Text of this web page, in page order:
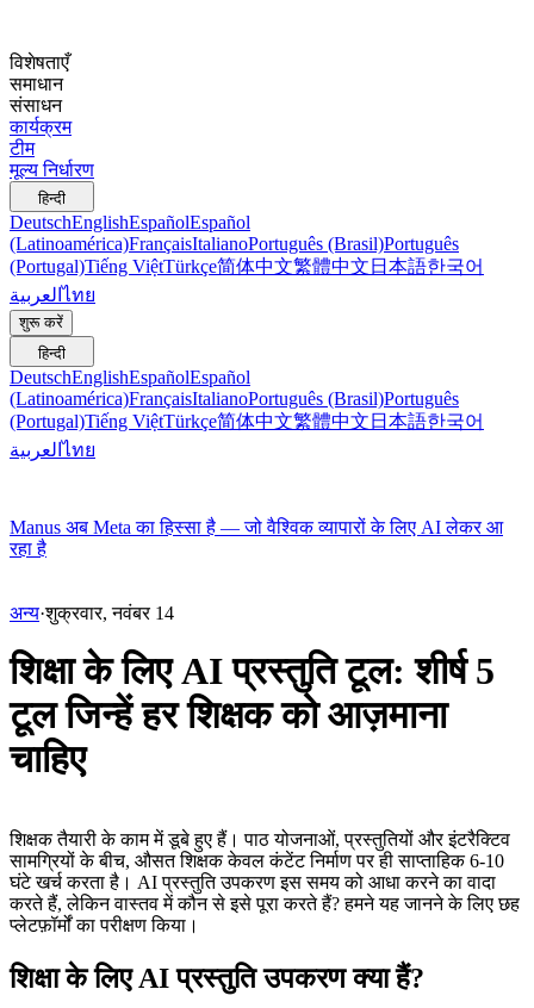
विशेषताएँ
समाधान
संसाधन
कार्यक्रम
टीम
मूल्य निर्धारण
हिन्दी
DeutschEnglishEspañolEspañol
(Latinoamérica)FrançaisItalianoPortuguês (Brasil)Português
(Portugal)Tiếng ViệtTürkçe简体中文繁體中文 日本語한국어
العربيةไทย
शुरू करें
हिन्दी
DeutschEnglishEspañolEspañol
(Latinoamérica)FrançaisItalianoPortuguês (Brasil)Português
(Portugal)Tiếng ViệtTürkçe简体中文繁體中文 日本語한국어
العربيةไทย
Manus अब Meta का हिस्सा है — जो वैश्विक व्यापारों के लिए AI लेकर आ
रहा है
अन्य·शुक्रवार, नवंबर 14
शिक्षा के लिए AI प्रस्तुति टूल: शीर्ष 5
टूल जिन्हें हर शिक्षक को आज़माना
चाहिए
शिक्षक तैयारी के काम में डूबे हुए हैं। पाठ योजनाओं, प्रस्तुतियों और इंटरैक्टिव
सामग्रियों के बीच, औसत शिक्षक केवल कंटेंट निर्माण पर ही साप्ताहिक 6-10
घंटे खर्च करता है। AI प्रस्तुति उपकरण इस समय को आधा करने का वादा
करते हैं, लेकिन वास्तव में कौन से इसे पूरा करते हैं? हमने यह जानने के लिए छह
प्लेटफ़ॉर्मों का परीक्षण किया।
शिक्षा के लिए AI प्रस्तुति उपकरण क्या हैं?